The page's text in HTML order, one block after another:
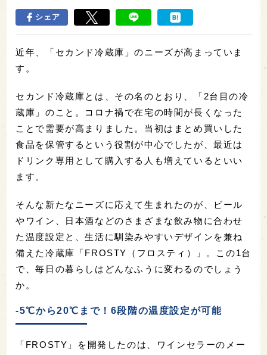
シェア
近年、「セカンド冷蔵庫」のニーズが高まっていま
す。
セカンド冷蔵庫とは、その名のとおり、「2台目の冷
蔵庫」のこと。コロナ禍で在宅の時間が長くなった
ことで需要が高まりました。当初はまとめ買いした
食品を保管するという役割が中心でしたが、最近は
ドリンク専用として購入する人も増えているといい
ます。
そんな新たなニーズに応えて生まれたのが、ビール
やワイン、日本酒などのさまざまな飲み物に合わせ
た温度設定と、生活に馴染みやすいデザインを兼ね
備えた冷蔵庫「FROSTY（フロスティ）」。この1台
で、毎日の暮らしはどんなふうに変わるのでしょう
か。
-5℃から20℃まで！6段階の温度設定が可能
「FROSTY」を開発したのは、ワインセラーのメー